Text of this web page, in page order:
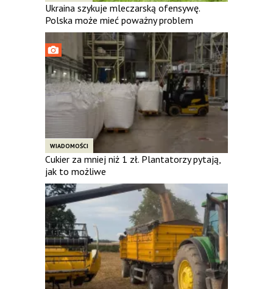
Ukraina szykuje mleczarską ofensywę.
Polska może mieć poważny problem
WIADOMOŚCI
Cukier za mniej niż 1 zł. Plantatorzy pytają,
jak to możliwe